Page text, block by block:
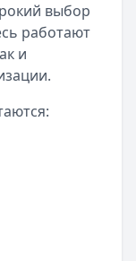
где
как
от Bigmani
выбор
работают
и